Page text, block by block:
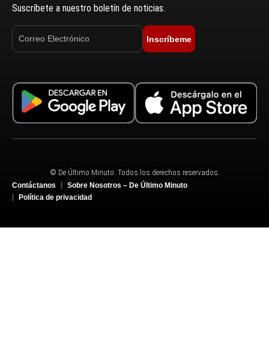
Suscríbete a nuestro boletín de noticias.
Inscríbeme
© De Último Minuto. Todos los derechos reservados.
Contáctanos
Sobre Nosotros – De Último Minuto
Política de privacidad